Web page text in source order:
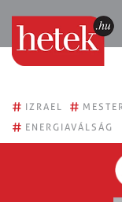
# IZRAEL #
# ENERGIAVÁLSÁG